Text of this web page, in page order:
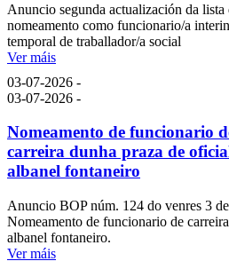
Anuncio segunda actualización da lista
nomeamento como funcionario/a
temporal de traballador/a social
Ver máis
03-07-2026 -
03-07-2026 -
Nomeamento de funcionario
carreira dunha praza de
albanel fontaneiro
Anuncio BOP núm. 124 do venres 3
Nomeamento de funcionario de
albanel fontaneiro.
Ver máis